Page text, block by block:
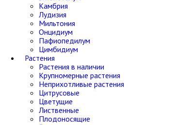
Камбрия
Лудизия
Мильтония
Онцидиум
Пафиопедилум
Цимбидиум
Растения
Растения в наличии
Крупномерные растения
Неприхотливые растения
Цитрусовые
Цветущие
Лиственные
Плодоносящие